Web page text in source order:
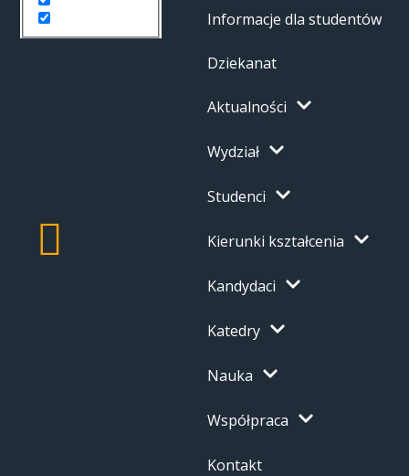
Informacje dla studentów
Dziekanat
Aktualności
Wydział
Studenci
Kierunki kształcenia
Kandydaci
Katedry
Nauka
Współpraca
Kontakt